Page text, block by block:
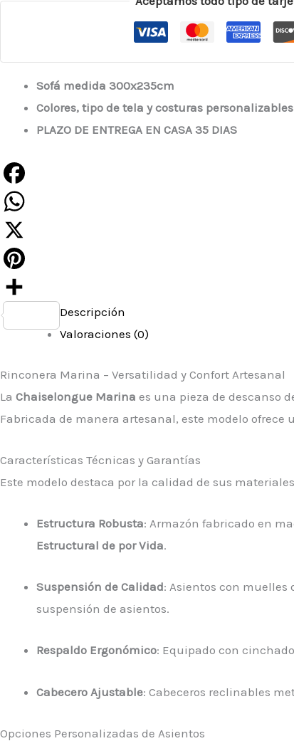
Sofá medida 300x235cm
Colores, tipo de tela y costuras
PLAZO DE ENTREGA EN CASA 35 DIAS
Facebook
WhatsApp
X
Pinterest
Compartir
Descripción
Valoraciones (0)
Rinconera Marina – Versatilidad y Confort Artesanal
La Chaiselongue Marina es una pieza de descanso
Fabricada de manera artesanal, este modelo
Características Técnicas y Garantías
Este modelo destaca por la calidad de sus
Estructura Robusta: Armazón fabricado en
Estructural de por Vida.
Suspensión de Calidad: Asientos con muelles
suspensión de asientos.
Respaldo Ergonómico: Equipado con
Cabecero Ajustable: Cabeceros reclinables
Opciones Personalizadas de Asientos